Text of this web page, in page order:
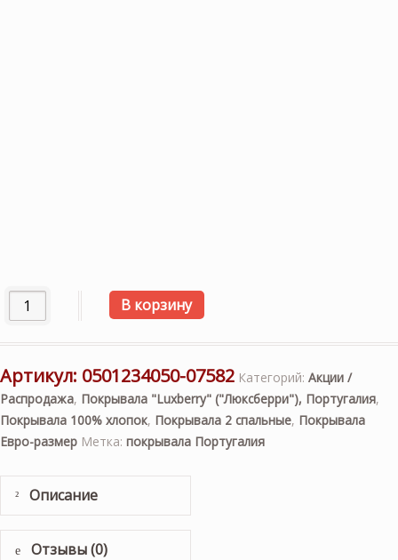
Количество товара «SOLAR-СОЛАР beige» (сливочный)
В корзину
Артикул: 0501234050-07582 Категорий: Акции /
Распродажа, Покрывала "Luxberry" ("Люксберри"), Португалия,
Покрывала 100% хлопок, Покрывала 2 спальные, Покрывала
Евро-размер Метка: покрывала Португалия
Описание
Отзывы (0)